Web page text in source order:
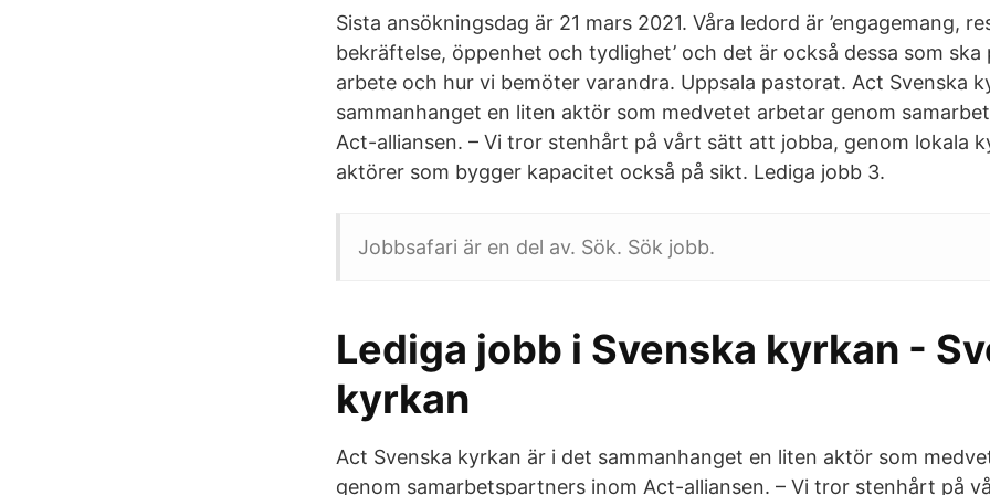
Sista ansökningsdag är 21 mars 2021. Våra ledord är ’engagemang,
bekräftelse, öppenhet och tydlighet’ och det är också dessa som ska
arbete och hur vi bemöter varandra. Uppsala pastorat. Act Svenska
sammanhanget en liten aktör som medvetet arbetar genom
Act-alliansen. – Vi tror stenhårt på vårt sätt att jobba, genom lokala
aktörer som bygger kapacitet också på sikt. Lediga jobb 3.
Jobbsafari är en del av. Sök. Sök jobb.
Lediga jobb i Svenska kyrkan -
kyrkan
Act Svenska kyrkan är i det sammanhanget en liten aktör som
genom samarbetspartners inom Act-alliansen. – Vi tror stenhårt på